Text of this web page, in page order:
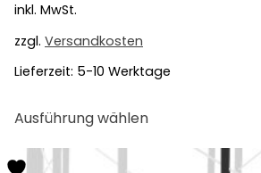
inkl. MwSt.
zzgl. Versandkosten
Lieferzeit: 5-10 Werktage
Ausführung wählenProdukt